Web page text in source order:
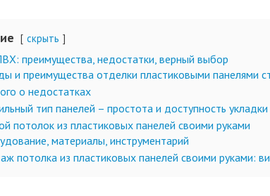
скрыть
преимущества, недостатки, верный выбор
и преимущества отделки пластиковыми панелями
о недостатках
тип панелей – простота и доступность укладки
потолок из пластиковых панелей своими руками
материалы, инструментарий
потолка из пластиковых панелей своими руками: